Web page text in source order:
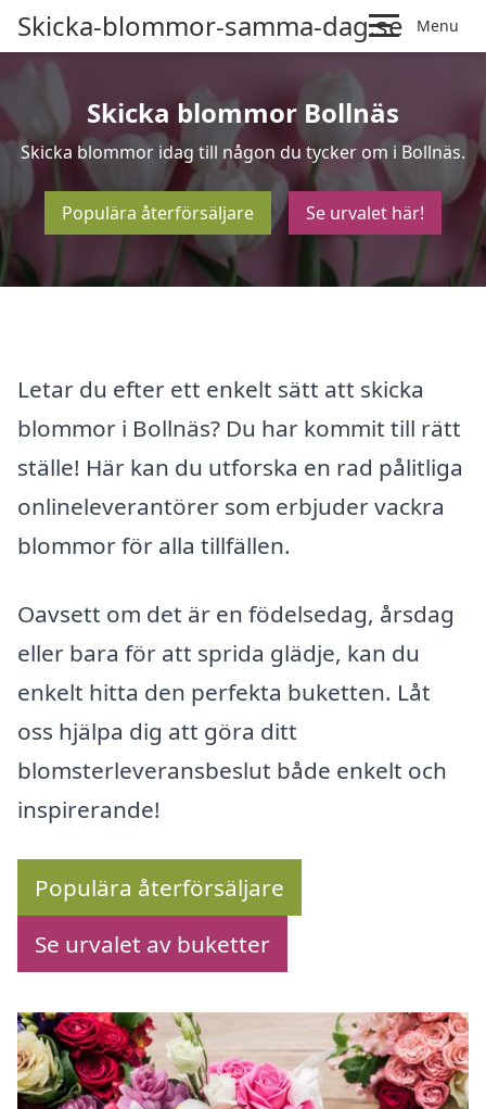
Skicka-blommor-samma-dag.se Menu
Skicka blommor Bollnäs
Skicka blommor idag till någon du tycker om i Bollnäs.
Populära återförsäljare Se urvalet här!
Letar du efter ett enkelt sätt att skicka
blommor i Bollnäs? Du har kommit till rätt
ställe! Här kan du utforska en rad pålitliga
onlineleverantörer som erbjuder vackra
blommor för alla tillfällen.
Oavsett om det är en födelsedag, årsdag
eller bara för att sprida glädje, kan du
enkelt hitta den perfekta buketten. Låt
oss hjälpa dig att göra ditt
blomsterleveransbeslut både enkelt och
inspirerande!
Populära återförsäljare
Se urvalet av buketter